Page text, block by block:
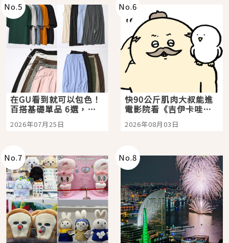
No.5
在GU看到就可以包色！
百搭基礎單品 6選，閉
眼全收也不心疼
2026年07月25日
No.6
快90公斤肌肉大叔能進
電影院看《吉伊卡哇》
嗎？日本重金屬樂團
「打首」會長與nagano
2026年08月03日
No.7 No.8